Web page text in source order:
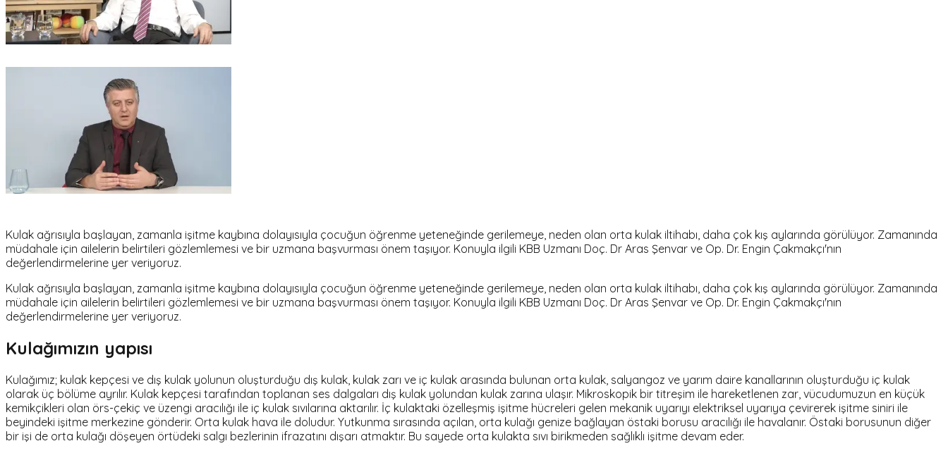
Kulak ağrısıyla başlayan, zamanla işitme kaybına dolayısıyla çocuğun öğrenme yeteneğinde gerilemeye, neden olan orta kulak iltihabı, daha çok kış aylarında görülüyor. Zamanında
müdahale için ailelerin belirtileri gözlemlemesi ve bir uzmana başvurması önem taşıyor. Konuyla ilgili KBB Uzmanı Doç. Dr Aras Şenvar ve Op. Dr. Engin Çakmakçı'nın
değerlendirmelerine yer veriyoruz.
Kulak ağrısıyla başlayan, zamanla işitme kaybına dolayısıyla çocuğun öğrenme yeteneğinde gerilemeye, neden olan orta kulak iltihabı, daha çok kış aylarında görülüyor. Zamanında
müdahale için ailelerin belirtileri gözlemlemesi ve bir uzmana başvurması önem taşıyor. Konuyla ilgili KBB Uzmanı Doç. Dr Aras Şenvar ve Op. Dr. Engin Çakmakçı'nın
değerlendirmelerine yer veriyoruz.
Kulağımızın yapısı
Kulağımız; kulak kepçesi ve dış kulak yolunun oluşturduğu dış kulak, kulak zarı ve iç kulak arasında bulunan orta kulak, salyangoz ve yarım daire kanallarının oluşturduğu iç kulak
olarak üç bölüme ayrılır. Kulak kepçesi tarafından toplanan ses dalgaları dış kulak yolundan kulak zarına ulaşır. Mikroskopik bir titreşim ile hareketlenen zar, vücudumuzun en küçük
kemikçikleri olan örs-çekiç ve üzengi aracılığı ile iç kulak sıvılarına aktarılır. İç kulaktaki özelleşmiş işitme hücreleri gelen mekanik uyarıyı elektriksel uyarıya çevirerek işitme siniri ile
beyindeki işitme merkezine gönderir. Orta kulak hava ile doludur. Yutkunma sırasında açılan, orta kulağı genize bağlayan östaki borusu aracılığı ile havalanır. Östaki borusunun diğer
bir işi de orta kulağı döşeyen örtüdeki salgı bezlerinin ifrazatını dışarı atmaktır. Bu sayede orta kulakta sıvı birikmeden sağlıklı işitme devam eder.